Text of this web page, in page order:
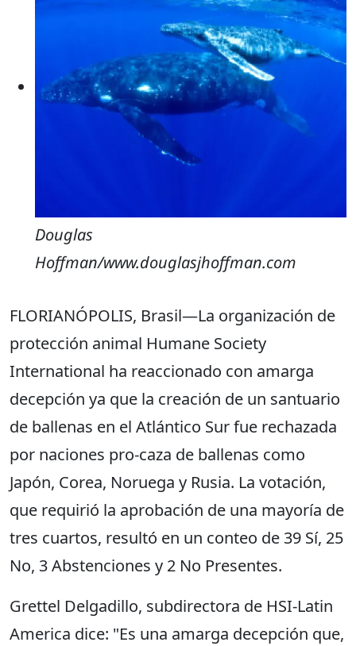
Douglas
Hoffman/www.douglasjhoffman.com
FLORIANÓPOLIS, Brasil—La organización de
protección animal Humane Society
International ha reaccionado con amarga
decepción ya que la creación de un santuario
de ballenas en el Atlántico Sur fue rechazada
por naciones pro-caza de ballenas como
Japón, Corea, Noruega y Rusia. La votación,
que requirió la aprobación de una mayoría de
tres cuartos, resultó en un conteo de 39 Sí, 25
No, 3 Abstenciones y 2 No Presentes.
Grettel Delgadillo, subdirectora de HSI-Latin
America dice: "Es una amarga decepción que,